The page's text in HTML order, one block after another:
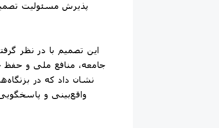
پذیرش مسئولیت
این تصمیم با در نظر
جامعه، منافع ملی و حفظ
نشان داد که در
واقع‌بینی و